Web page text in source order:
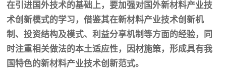
在引进国外技术的基础上，要加强对国外新材料产业技
术创新模式的学习，借鉴其在新材料产业技术创新机
制、投资结构及模式、利益分享机制等方面的经验，同
时注重相关做法的本土适应性，因材施策，形成具有我
国特色的新材料产业技术创新范式。